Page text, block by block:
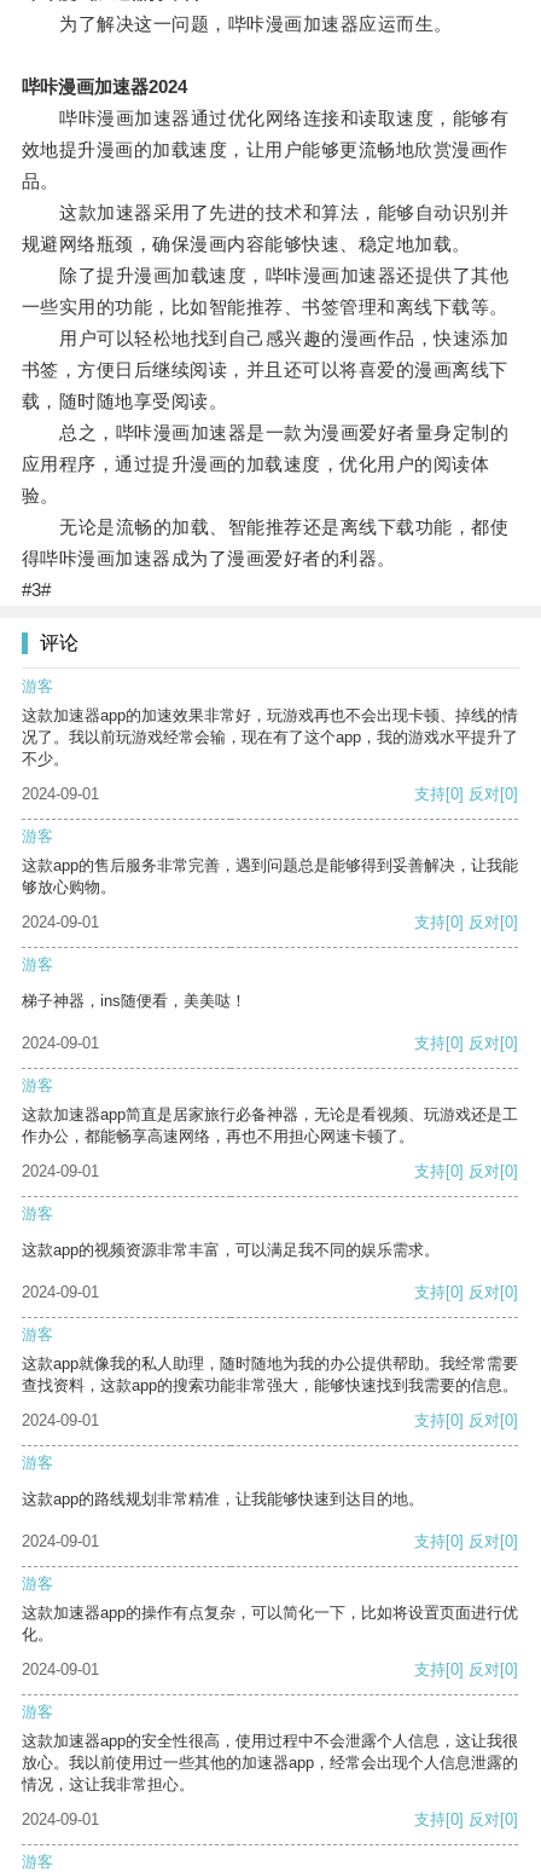
为了解决这一问题，哔咔漫画加速器应运而生。
哔咔漫画加速器2024
哔咔漫画加速器通过优化网络连接和读取速度，能够有
效地提升漫画的加载速度，让用户能够更流畅地欣赏漫画作
品。
这款加速器采用了先进的技术和算法，能够自动识别并
规避网络瓶颈，确保漫画内容能够快速、稳定地加载。
除了提升漫画加载速度，哔咔漫画加速器还提供了其他
一些实用的功能，比如智能推荐、书签管理和离线下载等。
用户可以轻松地找到自己感兴趣的漫画作品，快速添加
书签，方便日后继续阅读，并且还可以将喜爱的漫画离线下
载，随时随地享受阅读。
总之，哔咔漫画加速器是一款为漫画爱好者量身定制的
应用程序，通过提升漫画的加载速度，优化用户的阅读体
验。
无论是流畅的加载、智能推荐还是离线下载功能，都使
得哔咔漫画加速器成为了漫画爱好者的利器。
#3#
评论
游客
这款加速器app的加速效果非常好，玩游戏再也不会出现卡顿、掉线的情
况了。我以前玩游戏经常会输，现在有了这个app，我的游戏水平提升了
不少。
2024-09-01
支持[0] 反对[0]
游客
这款app的售后服务非常完善，遇到问题总是能够得到妥善解决，让我能
够放心购物。
2024-09-01
支持[0] 反对[0]
游客
梯子神器，ins随便看，美美哒！
2024-09-01 支持[0] 反对[0]
游客
这款加速器app简直是居家旅行必备神器，无论是看视频、玩游戏还是工
作办公，都能畅享高速网络，再也不用担心网速卡顿了。
2024-09-01
支持[0] 反对[0]
游客
这款app的视频资源非常丰富，可以满足我不同的娱乐需求。
2024-09-01 支持[0] 反对[0]
游客
这款app就像我的私人助理，随时随地为我的办公提供帮助。我经常需要
查找资料，这款app的搜索功能非常强大，能够快速找到我需要的信息。
2024-09-01
支持[0] 反对[0]
游客
这款app的路线规划非常精准，让我能够快速到达目的地。
2024-09-01 支持[0] 反对[0]
游客
这款加速器app的操作有点复杂，可以简化一下，比如将设置页面进行优
化。
2024-09-01
支持[0] 反对[0]
游客
这款加速器app的安全性很高，使用过程中不会泄露个人信息，这让我很
放心。我以前使用过一些其他的加速器app，经常会出现个人信息泄露的
情况，这让我非常担心。
2024-09-01
支持[0] 反对[0]
游客